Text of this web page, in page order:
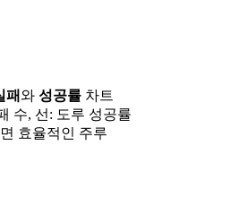
패와 성공률 차트
수, 선: 도루 성공률
효율적인 주루